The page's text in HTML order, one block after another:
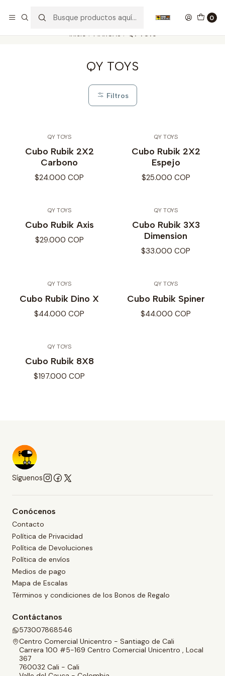
0
Inicio MARCAS QY TOYS
QY TOYS
Filtros
QY TOYS
Cubo Rubik 2X2
Carbono
$24.000 COP
QY TOYS
Cubo Rubik 2X2
Espejo
$25.000 COP
QY TOYS
Cubo Rubik Axis
$29.000 COP
QY TOYS
Cubo Rubik 3X3
Dimension
$33.000 COP
QY TOYS
Cubo Rubik Dino X
$44.000 COP
QY TOYS
Cubo Rubik Spiner
$44.000 COP
QY TOYS
Cubo Rubik 8X8
$197.000 COP
Síguenos
Conócenos
Contacto
Política de Privacidad
Política de Devoluciones
Política de envíos
Medios de pago
Mapa de Escalas
Términos y condiciones de los Bonos de Regalo
Contáctanos
573007868546
Centro Comercial Unicentro - Santiago de Cali
Carrera 100 #5-169 Centro Comercial Unicentro , Local
367
760032 Cali - Cali